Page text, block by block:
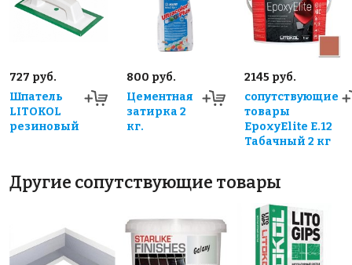
727 руб.
Шпатель
LITOKOL
резиновый
800 руб.
Цементная
затирка 2
кг.
2145 руб.
сопутствующие
товары
EpoxyElite E.12
Табачный 2 кг
Другие сопутствующие товары